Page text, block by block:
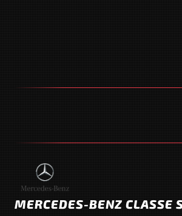
MERCEDES-BENZ CLASSE